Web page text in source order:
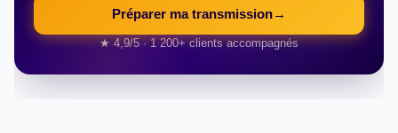
Préparer ma transmission→
★ 4,9/5 · 1 200+ clients accompagnés